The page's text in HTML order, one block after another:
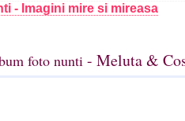
- Imagini mire si mireasa
foto nunti - Meluta &